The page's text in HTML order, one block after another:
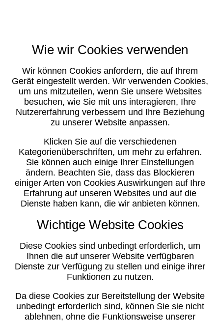
Wie wir Cookies verwenden
Wir können Cookies anfordern, die auf Ihrem
Gerät eingestellt werden. Wir verwenden Cookies,
um uns mitzuteilen, wenn Sie unsere Websites
besuchen, wie Sie mit uns interagieren, Ihre
Nutzererfahrung verbessern und Ihre Beziehung
zu unserer Website anpassen.
Klicken Sie auf die verschiedenen
Kategorienüberschriften, um mehr zu erfahren.
Sie können auch einige Ihrer Einstellungen
ändern. Beachten Sie, dass das Blockieren
einiger Arten von Cookies Auswirkungen auf Ihre
Erfahrung auf unseren Websites und auf die
Dienste haben kann, die wir anbieten können.
Wichtige Website Cookies
Diese Cookies sind unbedingt erforderlich, um
Ihnen die auf unserer Website verfügbaren
Dienste zur Verfügung zu stellen und einige ihrer
Funktionen zu nutzen.
Da diese Cookies zur Bereitstellung der Website
unbedingt erforderlich sind, können Sie sie nicht
ablehnen, ohne die Funktionsweise unserer